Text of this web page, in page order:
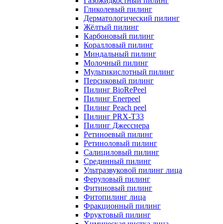
Гликолевый пилинг
Дерматологический пилинг
Жёлтый пилинг
Карбоновый пилинг
Коралловый пилинг
Миндальный пилинг
Молочный пилинг
Мультикислотный пилинг
Персиковый пилинг
Пилинг BioRePeel
Пилинг Enerpeel
Пилинг Peach peel
Пилинг PRX-T33
Пилинг Джесснера
Ретиноевый пилинг
Ретиноловый пилинг
Салициловый пилинг
Срединный пилинг
Ультразвуковой пилинг лица
Феруловый пилинг
Фитиновый пилинг
Фитопилинг лица
Фракционный пилинг
Фруктовый пилинг